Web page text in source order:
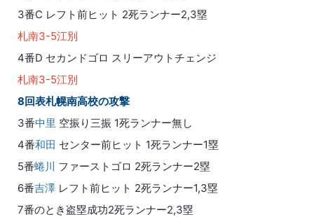
3番C レフト前ヒット 2死ランナー2,3塁
札南3-5江別
4番D セカンドゴロ スリーアウトチェンジ
札南3-5江別
8回表札幌南高校の攻撃
3番中里 空振り三振 1死ランナー無し
4番和田 センター前ヒット 1死ランナー1塁
5番蜷川 ファーストゴロ 2死ランナー2塁
6番吉澤 レフト前ヒット 2死ランナー1,3塁
7番のとき盗塁成功2死ランナー2,3塁